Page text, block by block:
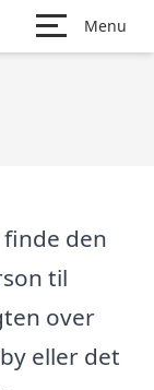
Menu
finde den
til
over
eller det